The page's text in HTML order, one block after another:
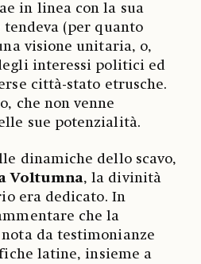
in linea con la sua
(per quanto
visione unitaria, o,
interessi politici ed
città-stato etrusche.
che non venne
sue potenzialità.
dinamiche dello scavo,
Voltumna, la divinità
era dedicato. In
che la
da testimonianze
latine, insieme a